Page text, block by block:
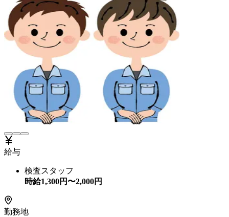
給与
検査スタッフ
時給1,300円〜2,000円
勤務地